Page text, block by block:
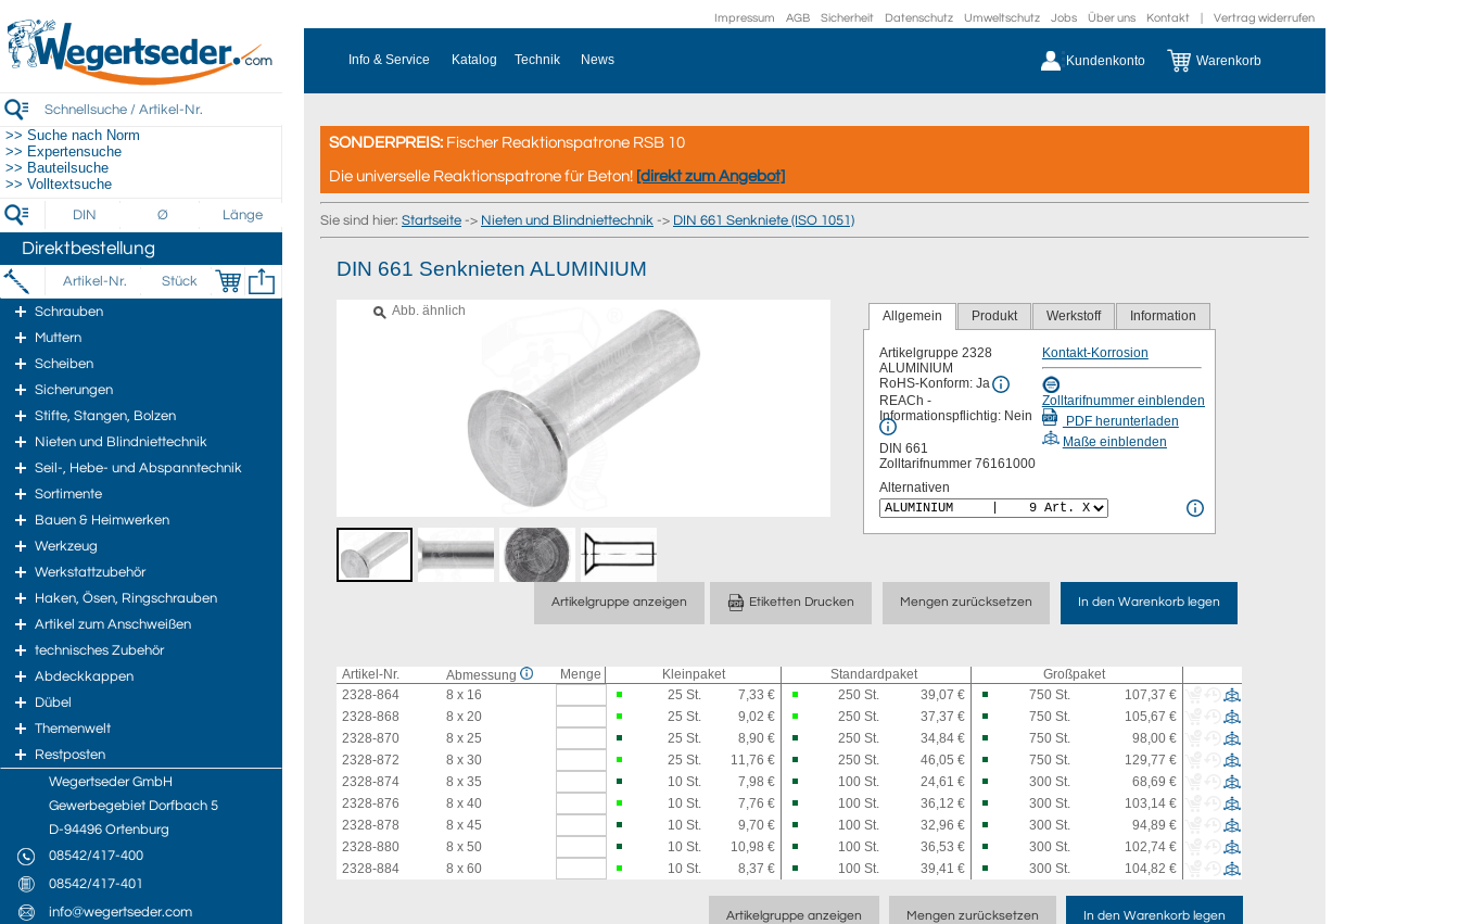
>> Suche nach Norm
>> Expertensuche
>> Bauteilsuche
>> Volltextsuche
Direktbestellung
Schrauben
Muttern
Scheiben
Sicherungen
Stifte, Stangen, Bolzen
Nieten und Blindniettechnik
Seil-, Hebe- und Abspanntechnik
Sortimente
Bauen & Heimwerken
Werkzeug
Werkstattzubehör
Haken, Ösen, Ringschrauben
Artikel zum Anschweißen
technisches Zubehör
Abdeckkappen
Dübel
Themenwelt
Restposten
Wegertseder GmbH
Gewerbegebiet Dorfbach 5
D-94496 Ortenburg
08542/417-400
08542/417-401
info@wegertseder.com
Impressum AGB Sicherheit Datenschutz Umweltschutz Jobs Über uns Kontakt Vertrag widerrufen
Info & Service Katalog Technik News Kundenkonto Warenkorb
SONDERPREIS: Fischer Reaktionspatrone RSB 10
Die universelle Reaktionspatrone für Beton! [direkt zum Angebot]
Sie sind hier: Startseite -> Nieten und Blindniettechnik -> DIN 661 Senkniete (ISO 1051)
DIN 661 Senknieten ALUMINIUM
Abb. ähnlich Allgemein Produkt Werkstoff Information
Artikelgruppe2328
ALUMINIUM
RoHS-Konform: Ja
REACh -
Informationspflichtig: Nein
DIN 661
Zolltarifnummer 76161000
Kontakt-Korrosion
Zolltarifnummer einblenden
PDF herunterladen
Maße einblenden
Alternativen
Artikelgruppe anzeigen Etiketten Drucken Mengen zurücksetzen In den Warenkorb legen
Artikel-Nr. Abmessung Menge Kleinpaket Standardpaket
Großpaket
2328-864
8 x 16 25 St. 7,33 € 250 St. 39,07 € 750 St.
107,37 €
2328-868
8 x 20 25 St. 9,02 € 250 St. 37,37 € 750 St.
105,67 €
2328-870
8 x 25 25 St. 8,90 € 250 St. 34,84 € 750 St.
98,00 €
2328-872
8 x 30 25 St. 11,76 € 250 St. 46,05 € 750 St.
129,77 €
2328-874
8 x 35 10 St. 7,98 € 100 St. 24,61 € 300 St.
68,69 €
2328-876
8 x 40 10 St. 7,76 € 100 St. 36,12 € 300 St.
103,14 €
2328-878
8 x 45 10 St. 9,70 € 100 St. 32,96 € 300 St.
94,89 €
2328-880
8 x 50 10 St. 10,98 € 100 St. 36,53 € 300 St.
102,74 €
2328-884
8 x 60 10 St. 8,37 € 100 St. 39,41 € 300 St. 104,82 €
Artikelgruppe anzeigen Mengen zurücksetzen In den Warenkorb legen